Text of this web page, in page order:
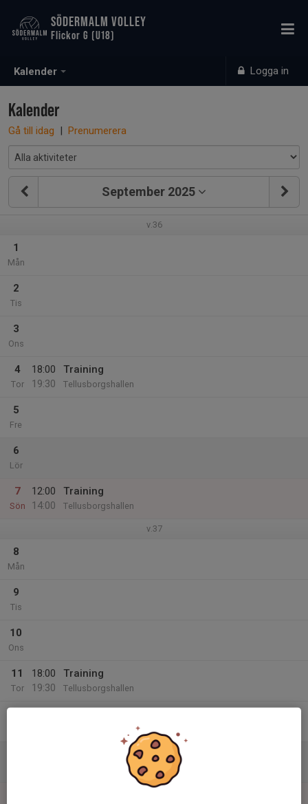
Kalender Logga in
SÖDERMALM VOLLEY
Flickor G (U18)
Kalender
Gå till idag | Prenumerera
September 2025
v.36
1
Mån
2
Tis
3
Ons
4
Tor
18:00
19:30
Training
Tellusborgshallen
5
Fre
6
Lör
7
Sön
12:00
14:00
Training
Tellusborgshallen
v.37
8
Mån
9
Tis
10
Ons
11
Tor
18:00
19:30
Training
Tellusborgshallen